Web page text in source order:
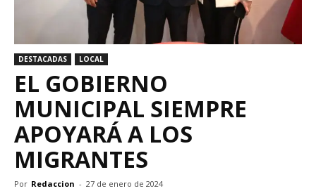
DESTACADAS LOCAL
EL GOBIERNO
MUNICIPAL SIEMPRE
APOYARÁ A LOS
MIGRANTES
Por Redaccion - 27 de enero de 2024